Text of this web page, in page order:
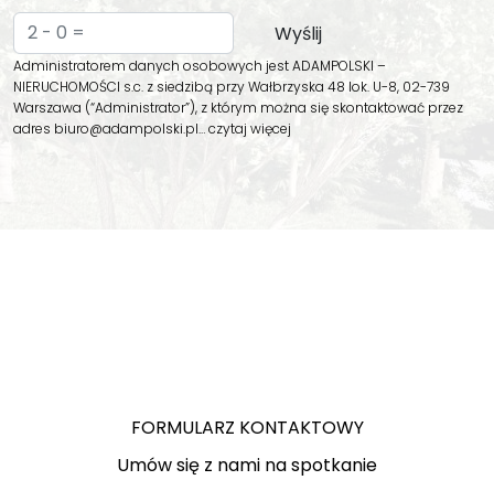
Administratorem danych osobowych jest ADAMPOLSKI –
NIERUCHOMOŚCI s.c. z siedzibą przy Wałbrzyska 48 lok. U-8, 02-739
Warszawa (“Administrator”), z którym można się skontaktować przez
adres biuro@adampolski.pl…czytaj więcej
FORMULARZ KONTAKTOWY
Umów się z nami na spotkanie